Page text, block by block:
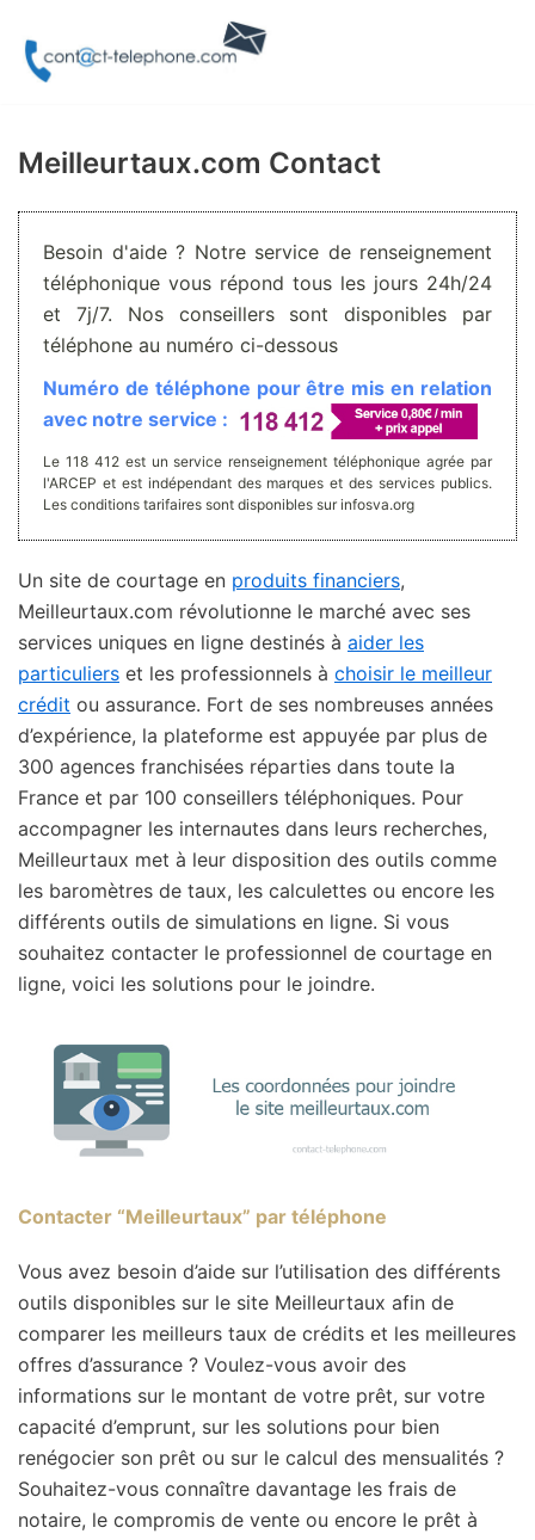
Aller
Meilleurtaux.com Contact
Besoin d'aide ? Notre service de renseignement
téléphonique vous répond tous les jours 24h/24
et 7j/7. Nos conseillers sont disponibles par
téléphone au numéro ci-dessous
Numéro de téléphone pour être mis en relation
avec notre service :
Le 118 412 est un service renseignement téléphonique agrée par
l'ARCEP et est indépendant des marques et des services publics.
Les conditions tarifaires sont disponibles sur infosva.org
Un site de courtage en produits financiers,
Meilleurtaux.com révolutionne le marché avec ses
services uniques en ligne destinés à aider les
particuliers et les professionnels à choisir le meilleur
crédit ou assurance. Fort de ses nombreuses années
d’expérience, la plateforme est appuyée par plus de
300 agences franchisées réparties dans toute la
France et par 100 conseillers téléphoniques. Pour
accompagner les internautes dans leurs recherches,
Meilleurtaux met à leur disposition des outils comme
les baromètres de taux, les calculettes ou encore les
différents outils de simulations en ligne. Si vous
souhaitez contacter le professionnel de courtage en
ligne, voici les solutions pour le joindre.
Contacter “Meilleurtaux” par téléphone
Vous avez besoin d’aide sur l’utilisation des différents
outils disponibles sur le site Meilleurtaux afin de
comparer les meilleurs taux de crédits et les meilleures
offres d’assurance ? Voulez-vous avoir des
informations sur le montant de votre prêt, sur votre
capacité d’emprunt, sur les solutions pour bien
renégocier son prêt ou sur le calcul des mensualités ?
Souhaitez-vous connaître davantage les frais de
notaire, le compromis de vente ou encore le prêt à